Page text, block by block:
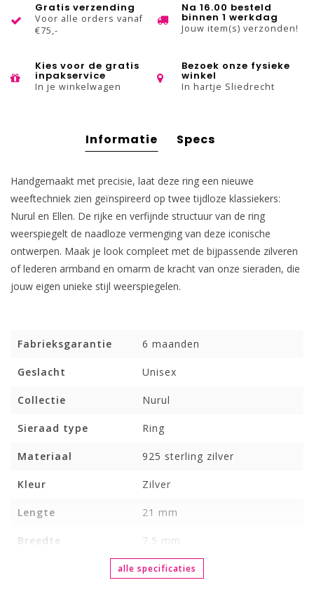
Gratis verzending
Voor alle orders vanaf
€75,-
Na 16.00 besteld
binnen 1 werkdag
Jouw item(s) verzonden!
Kies voor de gratis
inpakservice
In je winkelwagen
Bezoek onze fysieke
winkel
In hartje Sliedrecht
Informatie Specs
Handgemaakt met precisie, laat deze ring een nieuwe
weeftechniek zien geïnspireerd op twee tijdloze klassiekers:
Nurul en Ellen. De rijke en verfijnde structuur van de ring
weerspiegelt de naadloze vermenging van deze iconische
ontwerpen. Maak je look compleet met de bijpassende zilveren
of lederen armband en omarm de kracht van onze sieraden, die
jouw eigen unieke stijl weerspiegelen.
Fabrieksgarantie 6 maanden
Geslacht Unisex
Collectie Nurul
Sieraad type Ring
Materiaal 925 sterling zilver
Kleur Zilver
Lengte 21 mm
Breedte 7.5 mm
alle specificaties